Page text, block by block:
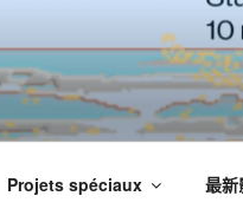
Projets spéciaux 最新